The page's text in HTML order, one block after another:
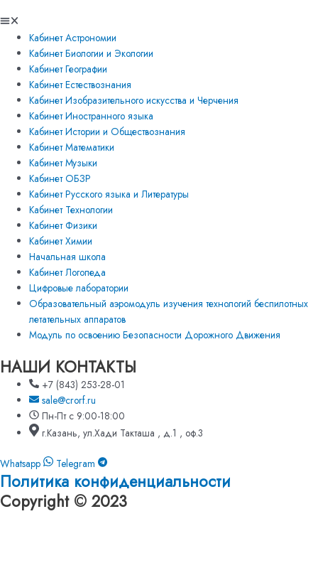
Кабинет Астрономии
Кабинет Биологии и Экологии
Кабинет Географии
Кабинет Естествознания
Кабинет Изобразительного искусства и Черчения
Кабинет Иностранного языка
Кабинет Истории и Обществознания
Кабинет Математики
Кабинет Музыки
Кабинет ОБЗР
Кабинет Русского языка и Литературы
Кабинет Технологии
Кабинет Физики
Кабинет Химии
Начальная школа
Кабинет Логопеда
Цифровые лаборатории
Образовательный аэромодуль изучения технологий беспилотных
летательных аппаратов
Модуль по освоению Безопасности Дорожного Движения
НАШИ КОНТАКТЫ
+7 (843) 253-28-01
sale@crorf.ru
Пн-Пт с 9:00-18:00
г.Казань, ул.Хади Такташа , д.1 , оф.3
Whatsapp Telegram
Политика конфиденциальности
Copyright © 2023